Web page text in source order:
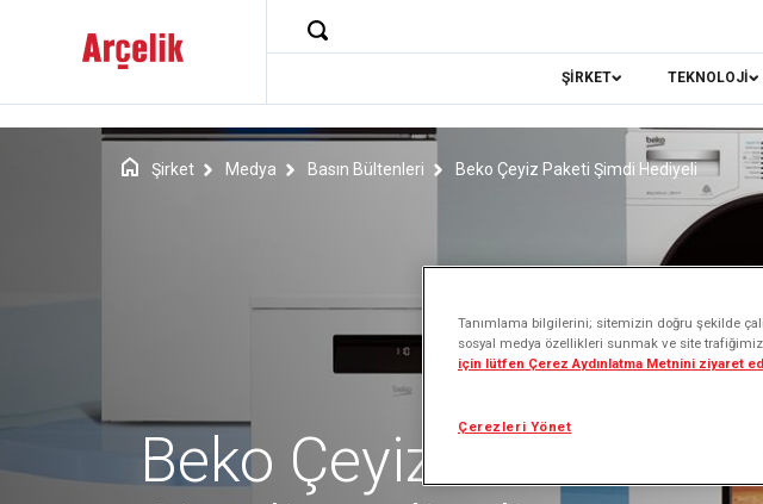
ŞİRKET TEKNOLOJİ
Şirket Medya Basın Bültenleri Beko Çeyiz Paketi Şimdi Hediyeli
Beko Çeyiz Paketi
Tanımlama bilgilerini; sitemizin doğru şekilde
sosyal medya özellikleri sunmak ve site
için lütfen Çerez Aydınlatma Metnini ziyaret
Çerezleri Yönet